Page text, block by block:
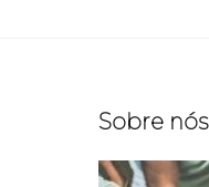
Sobre nós